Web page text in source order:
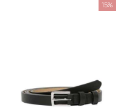
15%